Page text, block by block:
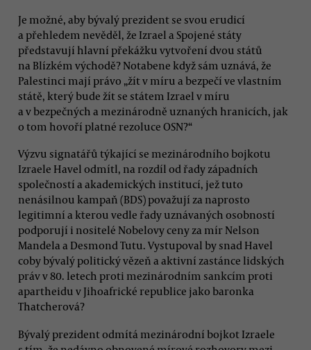
Je možné, aby bývalý prezident se svou erudicí
a přehledem nevěděl, že Izrael a Spojené státy
představují hlavní překážku vytvoření dvou států
na Blízkém východě? Notabene když sám uznává, že
Palestinci mají právo „žít v míru a bezpečí ve vlastním
státě, který bude žít se státem Izrael v míru
a v bezpečných a mezinárodně uznaných hranicích, jak
o tom hovoří platné rezoluce OSN?“
Výzvu signatářů týkající se mezinárodního bojkotu
Izraele Havel odmítl, na rozdíl od řady západních
společností a akademických institucí, jež tuto
nenásilnou kampaň (BDS) považují za naprosto
legitimní a kterou vedle řady uznávaných osobností
podporují i nositelé Nobelovy ceny za mír Nelson
Mandela a Desmond Tutu. Vystupoval by snad Havel
coby bývalý politický vězeň a aktivní zastánce lidských
práv v 80. letech proti mezinárodním sankcím proti
apartheidu v Jihoafrické republice jako baronka
Thatcherová?
Bývalý prezident odmítá mezinárodní bojkot Izraele